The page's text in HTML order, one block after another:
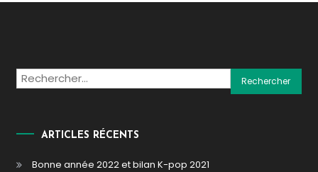
Rechercher :
ARTICLES RÉCENTS
Bonne année 2022 et bilan K-pop 2021